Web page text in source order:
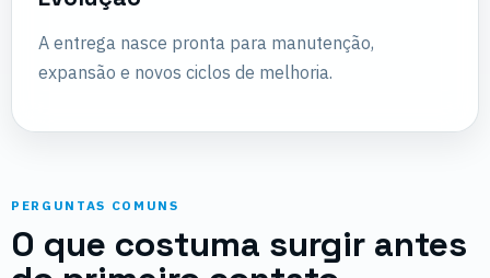
A entrega nasce pronta para manutenção,
expansão e novos ciclos de melhoria.
PERGUNTAS COMUNS
O que costuma surgir antes